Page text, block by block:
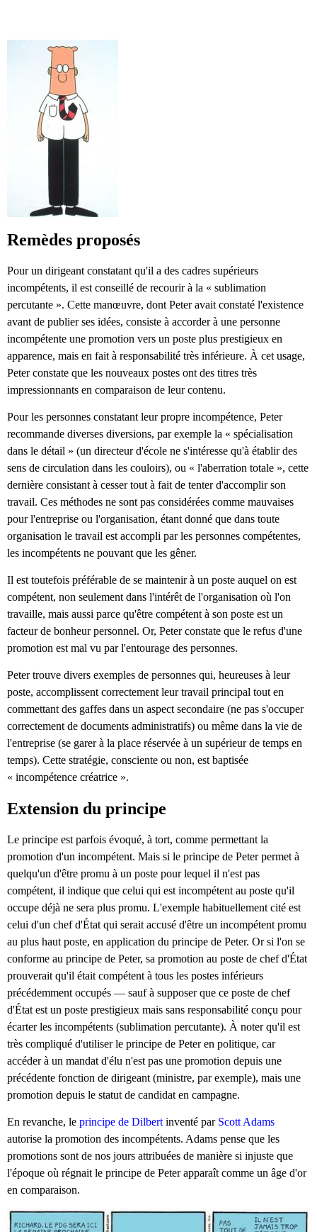
Remèdes proposés
Pour un dirigeant constatant qu'il a des cadres supérieurs
incompétents, il est conseillé de recourir à la « sublimation
percutante ». Cette manœuvre, dont Peter avait constaté l'existence
avant de publier ses idées, consiste à accorder à une personne
incompétente une promotion vers un poste plus prestigieux en
apparence, mais en fait à responsabilité très inférieure. À cet usage,
Peter constate que les nouveaux postes ont des titres très
impressionnants en comparaison de leur contenu.
Pour les personnes constatant leur propre incompétence, Peter
recommande diverses diversions, par exemple la « spécialisation
dans le détail » (un directeur d'école ne s'intéresse qu'à établir des
sens de circulation dans les couloirs), ou « l'aberration totale », cette
dernière consistant à cesser tout à fait de tenter d'accomplir son
travail. Ces méthodes ne sont pas considérées comme mauvaises
pour l'entreprise ou l'organisation, étant donné que dans toute
organisation le travail est accompli par les personnes compétentes,
les incompétents ne pouvant que les gêner.
Il est toutefois préférable de se maintenir à un poste auquel on est
compétent, non seulement dans l'intérêt de l'organisation où l'on
travaille, mais aussi parce qu'être compétent à son poste est un
facteur de bonheur personnel. Or, Peter constate que le refus d'une
promotion est mal vu par l'entourage des personnes.
Peter trouve divers exemples de personnes qui, heureuses à leur
poste, accomplissent correctement leur travail principal tout en
commettant des gaffes dans un aspect secondaire (ne pas s'occuper
correctement de documents administratifs) ou même dans la vie de
l'entreprise (se garer à la place réservée à un supérieur de temps en
temps). Cette stratégie, consciente ou non, est baptisée
« incompétence créatrice ».
Extension du principe
Le principe est parfois évoqué, à tort, comme permettant la
promotion d'un incompétent. Mais si le principe de Peter permet à
quelqu'un d'être promu à un poste pour lequel il n'est pas
compétent, il indique que celui qui est incompétent au poste qu'il
occupe déjà ne sera plus promu. L'exemple habituellement cité est
celui d'un chef d'État qui serait accusé d'être un incompétent promu
au plus haut poste, en application du principe de Peter. Or si l'on se
conforme au principe de Peter, sa promotion au poste de chef d'État
prouverait qu'il était compétent à tous les postes inférieurs
précédemment occupés — sauf à supposer que ce poste de chef
d'État est un poste prestigieux mais sans responsabilité conçu pour
écarter les incompétents (sublimation percutante). À noter qu'il est
très compliqué d'utiliser le principe de Peter en politique, car
accéder à un mandat d'élu n'est pas une promotion depuis une
précédente fonction de dirigeant (ministre, par exemple), mais une
promotion depuis le statut de candidat en campagne.
En revanche, le principe de Dilbert inventé par Scott Adams
autorise la promotion des incompétents. Adams pense que les
promotions sont de nos jours attribuées de manière si injuste que
l'époque où régnait le principe de Peter apparaît comme un âge d'or
en comparaison.